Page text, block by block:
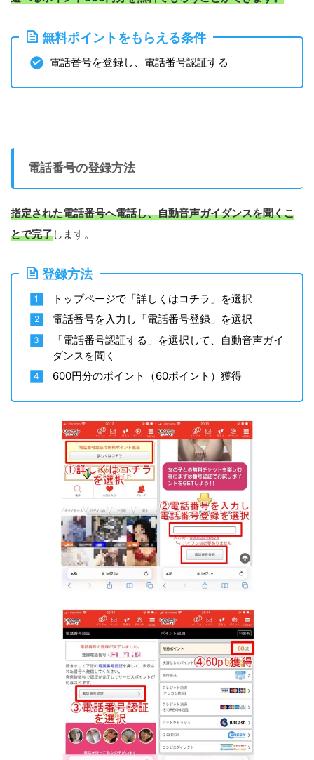
無料ポイントをもらえる条件
電話番号を登録し、電話番号認証する
電話番号の登録方法
指定された電話番号へ電話し、自動音声ガイダンスを聞くこ
とで完了します。
登録方法
トップページで「詳しくはコチラ」を選択
電話番号を入力し「電話番号登録」を選択
「電話番号認証する」を選択して、自動音声ガイ
ダンスを聞く
600円分のポイント（60ポイント）獲得